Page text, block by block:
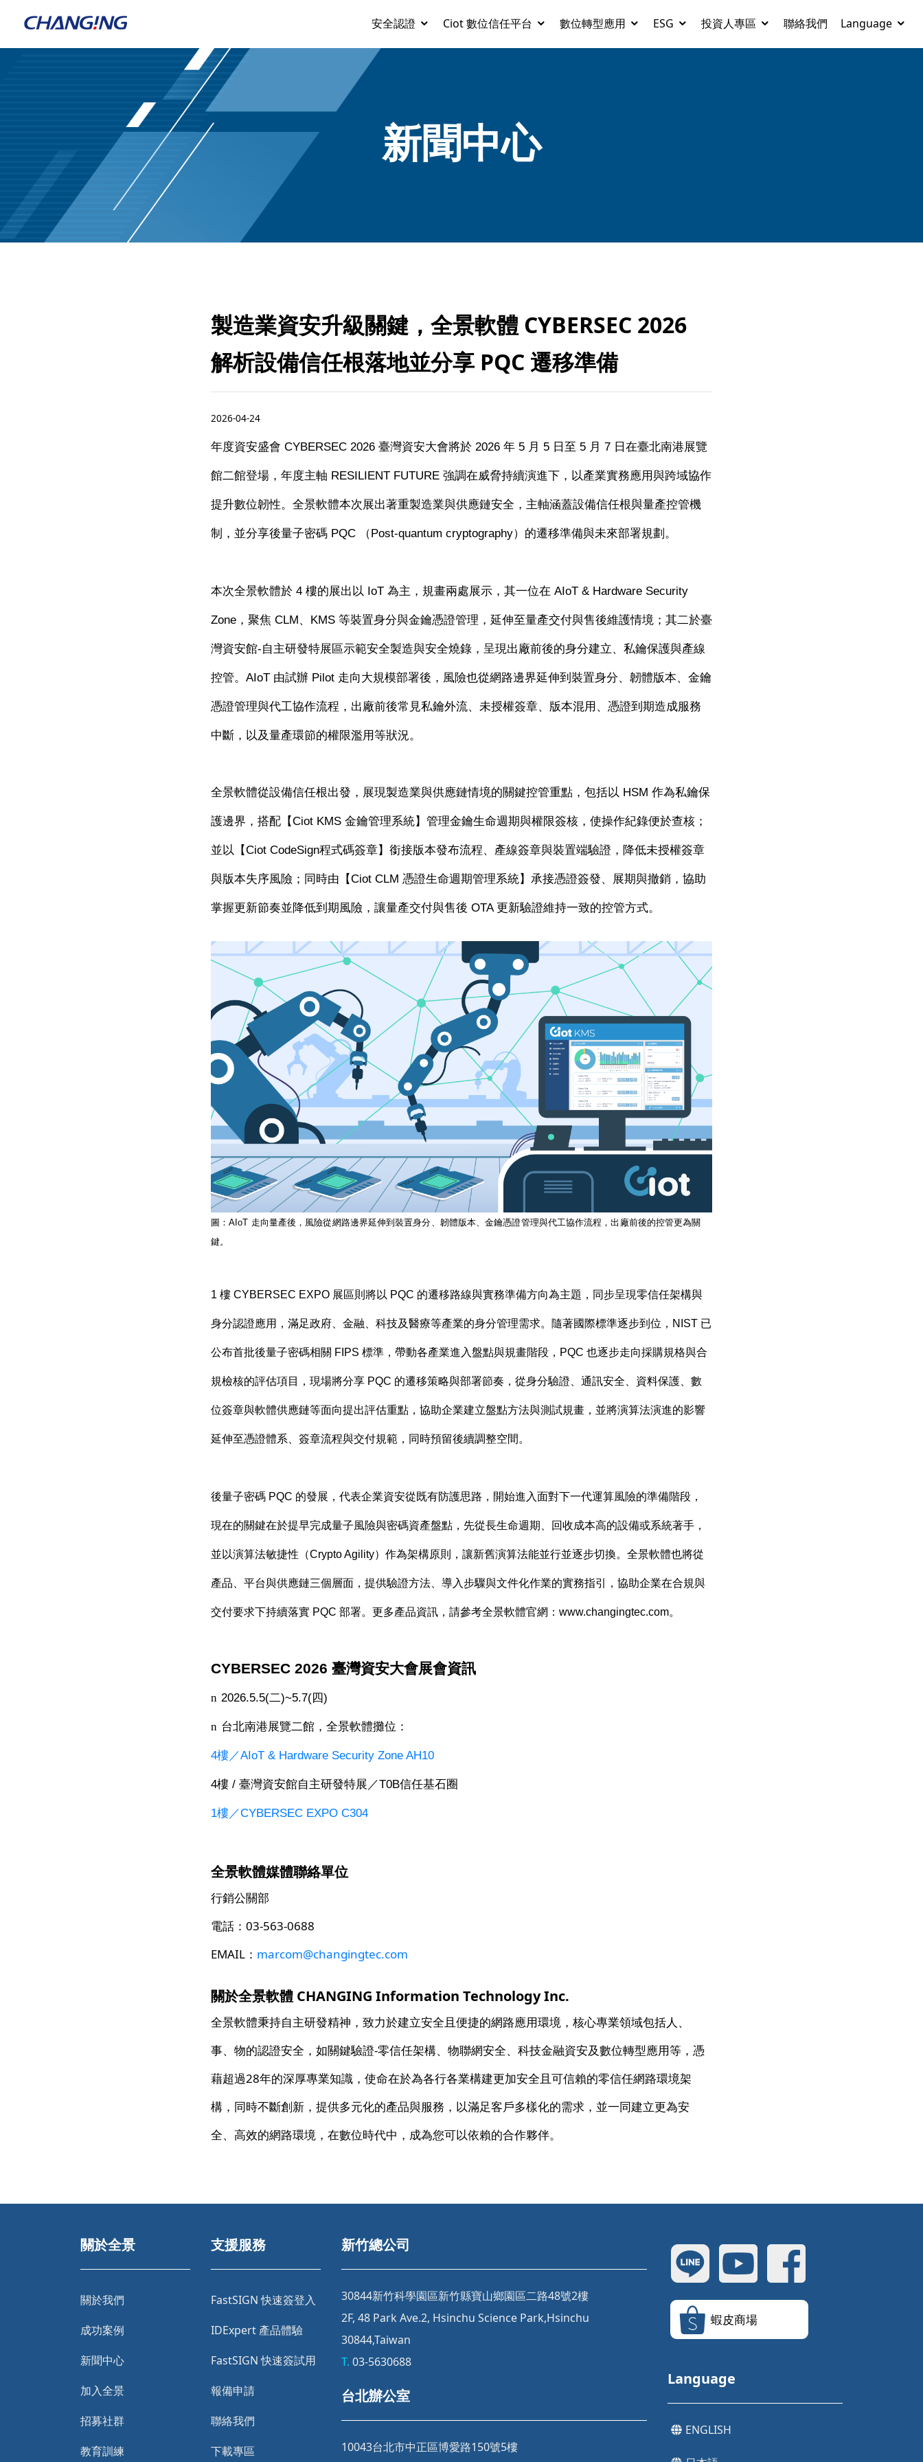
安全認證 Ciot 數位信任平台 數位轉型應用 ESG 投資人專區 聯絡我們 Language
新聞中心
製造業資安升級關鍵，全景軟體 CYBERSEC 2026
解析設備信任根落地並分享 PQC 遷移準備
2026-04-24
年度資安盛會 CYBERSEC 2026 臺灣資安大會將於 2026 年 5 月 5 日至 5 月 7 日在臺北南港展覽
館二館登場，年度主軸 RESILIENT FUTURE 強調在威脅持續演進下，以產業實務應用與跨域協作
提升數位韌性。全景軟體本次展出著重製造業與供應鏈安全，主軸涵蓋設備信任根與量產控管機
制，並分享後量子密碼 PQC （Post-quantum cryptography）的遷移準備與未來部署規劃。
本次全景軟體於 4 樓的展出以 IoT 為主，規畫兩處展示，其一位在 AIoT & Hardware Security
Zone ，聚焦 CLM、 KMS 等裝置身分與金鑰憑證管理，延伸至量產交付與售後維護情境；其二於臺
灣資安館-自主研發特展區示範安全製造與安全燒錄，呈現出廠前後的身分建立、私鑰保護與產線
控管。 AIoT 由試辦 Pilot 走向大規模部署後，風險也從網路邊界延伸到裝置身分、韌體版本、金鑰
憑證管理與代工協作流程，出廠前後常見私鑰外流、未授權簽章、版本混用、憑證到期造成服務
中斷，以及量產環節的權限濫用等狀況。
全景軟體從設備信任根出發，展現製造業與供應鏈情境的關鍵控管重點，包括以 HSM 作為私鑰保
護邊界，搭配【Ciot KMS 金鑰管理系統】管理金鑰生命週期與權限簽核，使操作紀錄便於查核；
並以【Ciot CodeSign程式碼簽章】銜接版本發布流程、產線簽章與裝置端驗證，降低未授權簽章
與版本失序風險；同時由【Ciot CLM 憑證生命週期管理系統】承接憑證簽發、展期與撤銷，協助
掌握更新節奏並降低到期風險，讓量產交付與售後 OTA更新驗證維持一致的控管方式。
圖：AIoT 走向量產後，風險從網路邊界延伸到裝置身分、韌體版本、金鑰憑證管理與代工協作流程，出廠前後的控管更為關
鍵。
1 樓 CYBERSEC EXPO 展區則將以 PQC 的遷移路線與實務準備方向為主題，同步呈現零信任架構與
身分認證應用，滿足政府、金融、科技及醫療等產業的身分管理需求。隨著國際標準逐步到位， NIST 已
公布首批後量子密碼相關 FIPS 標準，帶動各產業進入盤點與規畫階段， PQC 也逐步走向採購規格與合
規檢核的評估項目，現場將分享 PQC 的遷移策略與部署節奏，從身分驗證、通訊安全、資料保護、數
位簽章與軟體供應鏈等面向提出評估重點，協助企業建立盤點方法與測試規畫，並將演算法演進的影響
延伸至憑證體系、簽章流程與交付規範，同時預留後續調整空間。
後量子密碼 PQC 的發展，代表企業資安從既有防護思路，開始進入面對下一代運算風險的準備階段，
現在的關鍵在於提早完成量子風險與密碼資產盤點，先從長生命週期、回收成本高的設備或系統著手，
並以演算法敏捷性（Crypto Agility）作為架構原則，讓新舊演算法能並行並逐步切換。全景軟體也將從
產品、平台與供應鏈三個層面，提供驗證方法、導入步驟與文件化作業的實務指引，協助企業在合規與
交付要求下持續落實 PQC 部署。更多產品資訊，請參考全景軟體官網： www.changingtec.com。
CYBERSEC 2026 臺灣資安大會展會資訊
n 2026.5.5(二)~5.7(四)
n 台北南港展覽二館，全景軟體攤位：
4樓／AIoT & Hardware Security Zone AH10
4樓 / 臺灣資安館自主研發特展／T0B信任基石圈
1樓／CYBERSEC EXPO C304
全景軟體媒體聯絡單位
行銷公關部
電話：03-563-0688
EMAIL： marcom@changingtec.com
關於全景軟體 CHANGING Information Technology Inc.
全景軟體秉持自主研發精神，致力於建立安全且便捷的網路應用環境，核心專業領域包括人、
事、物的認證安全，如關鍵驗證-零信任架構、物聯網安全、科技金融資安及數位轉型應用等，憑
藉超過28年的深厚專業知識，使命在於為各行各業構建更加安全且可信賴的零信任網路環境架
構，同時不斷創新，提供多元化的產品與服務，以滿足客戶多樣化的需求，並一同建立更為安
全、高效的網路環境，在數位時代中，成為您可以依賴的合作夥伴。
關於全景
關於我們
成功案例
新聞中心
加入全景
招募社群
教育訓練
支援服務
FastSIGN 快速簽登入
IDExpert 產品體驗
FastSIGN 快速簽試用
報備申請
聯絡我們
下載專區
新竹總公司
30844新竹科學園區新竹縣寶山鄉園區二路48號2樓
2F, 48 Park Ave.2, Hsinchu Science Park,Hsinchu
30844,Taiwan
T. 03-5630688
台北辦公室
10043台北市中正區博愛路150號5樓
蝦皮商場
Language
ENGLISH